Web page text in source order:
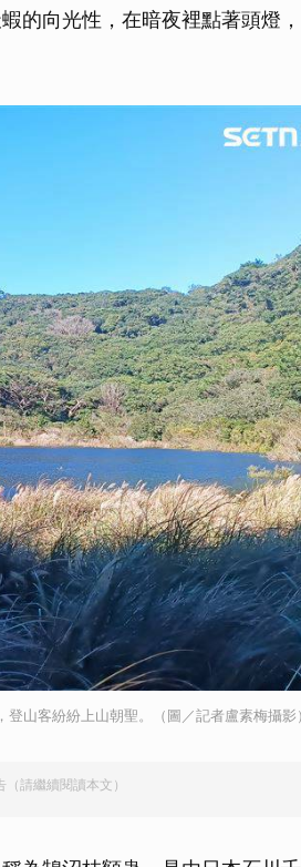
的向光性，在暗夜裡點著頭燈
山客紛紛上山朝聖。（圖／記者盧素梅攝影
（請繼續閱讀本文）